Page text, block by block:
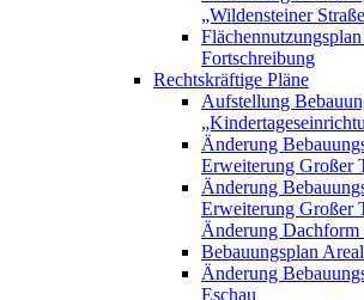
„Wildensteiner
Fortschreibung
Rechtskräftige Pläne
Aufstellung
Änderung
Erweiterung Großer
Änderung
Erweiterung Großer
Änderung
Bebauungsplan
Änderung
Eschau